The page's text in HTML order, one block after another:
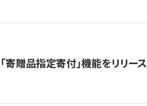
贈品指定寄付」機能をリリース